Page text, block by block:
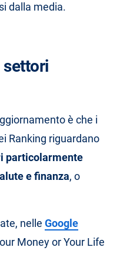
dalla media.
settori
è che i
Ranking riguardano
particolarmente
efinanza, o
nelle Google
Money or Your Life